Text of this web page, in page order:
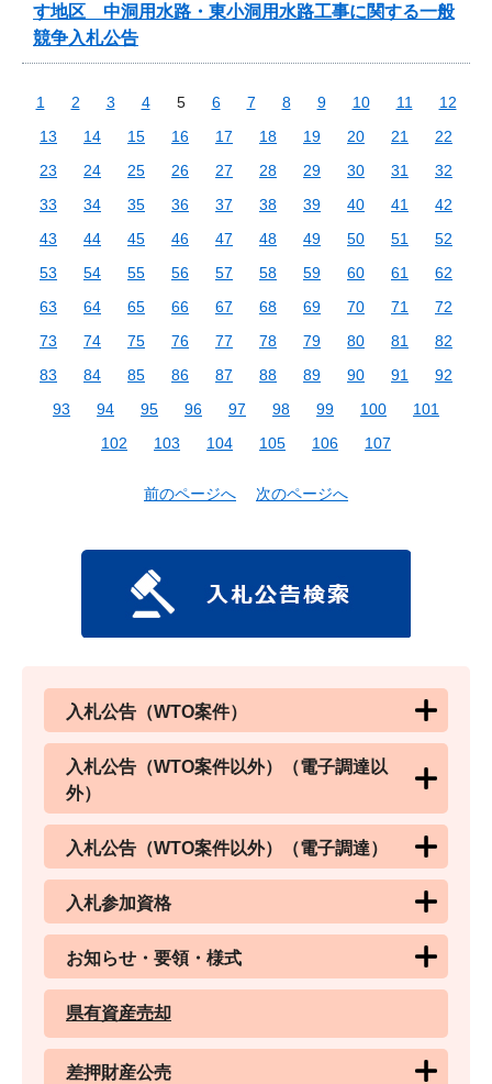
す地区 中洞用水路・東小洞用水路工事に関する一般
競争入札公告
1 2 3 4 5 6 7 8 9 10 11
12
13
14 15 16 17 18 19 20 21
22
23
24 25 26 27 28 29 30 31
32
33
34 35 36 37 38 39 40 41
42
43
44 45 46 47 48 49 50 51
52
53
54 55 56 57 58 59 60 61
62
63
64 65 66 67 68 69 70 71
72
73
74 75 76 77 78 79 80 81
82
83
84 85 86 87 88 89 90 91
92
93
94 95 96 97 98 99 100
101
102
103 104 105 106 107
前のページへ 次のページへ
入札公告（WTO案件）
入札公告（WTO案件以外）（電子調達以
外）
入札公告（WTO案件以外）（電子調達）
入札参加資格
お知らせ・要領・様式
県有資産売却
差押財産公売